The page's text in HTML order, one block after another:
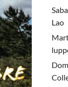
Lao